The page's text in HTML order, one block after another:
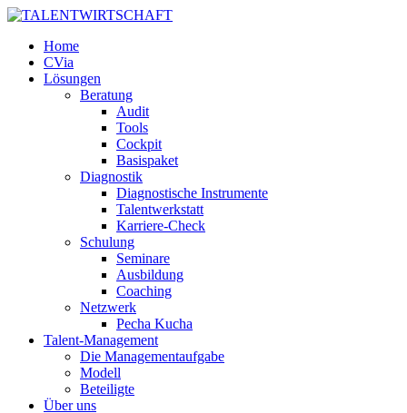
Home
CVia
Lösungen
Beratung
Audit
Tools
Cockpit
Basispaket
Diagnostik
Diagnostische Instrumente
Talentwerkstatt
Karriere-Check
Schulung
Seminare
Ausbildung
Coaching
Netzwerk
Pecha Kucha
Talent-Management
Die Managementaufgabe
Modell
Beteiligte
Über uns